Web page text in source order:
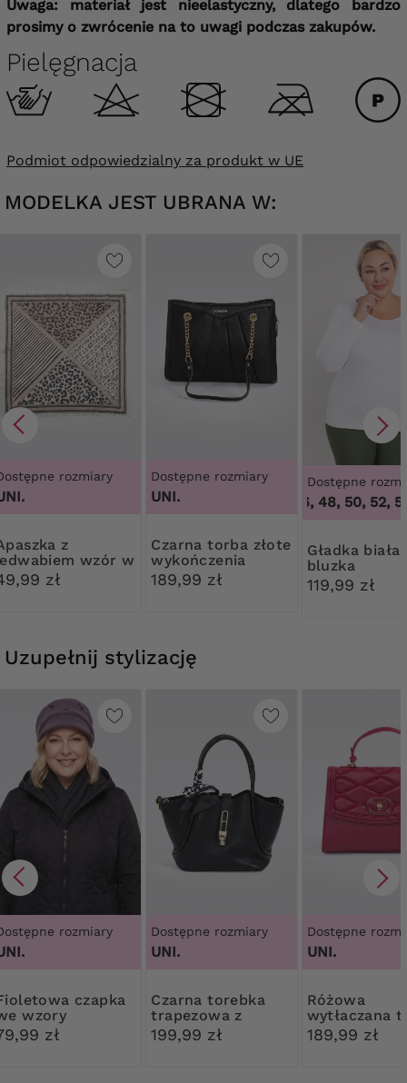
Uwaga: materiał jest nieelastyczny, dlatego bardzo
prosimy o zwrócenie na to uwagi podczas zakupów.
Pielęgnacja
Podmiot odpowiedzialny za produkt w UE
MODELKA JEST UBRANA W:
rozmiary
z
wzór w
zł
Dostępne rozmiary
UNI.
Czarna torba złote
wykończenia
189,99 zł
Dostępne
44, 46, 48, 50, 52,
Gładka biała
bluzka
119,99 zł
Uzupełnij stylizację
rozmiary
wzory
zł
Dostępne rozmiary
UNI.
Czarna torebka
trapezowa z
chustą
199,99 zł
Dostępne
UNI.
Różowa
wytłaczana
189,99 zł